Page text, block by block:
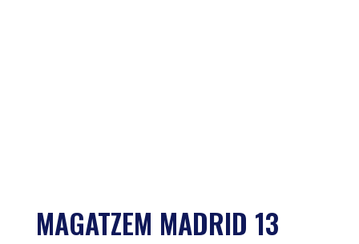
MAGATZEM MADRID 13